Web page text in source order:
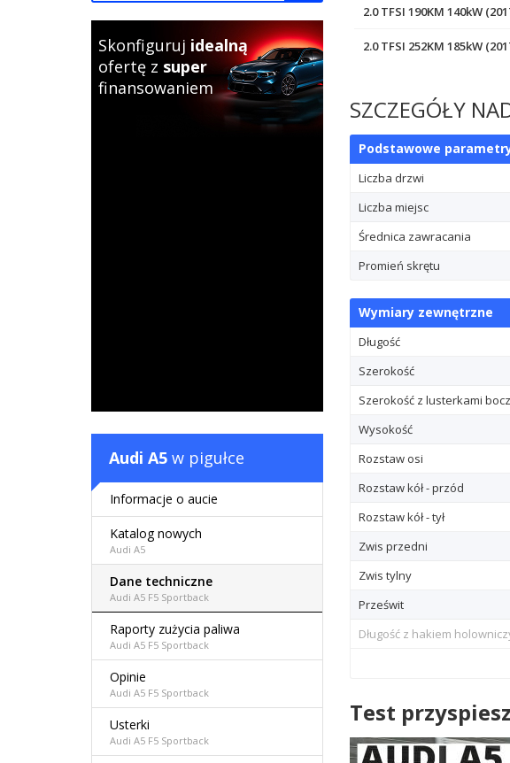
2.0 TFSI 190KM 140kW
2.0 TFSI 252KM 185kW
SZCZEGÓŁY
Podstawowe
Liczba drzwi
Liczba miejsc
Średnica zawracania
Promień skrętu
Wymiary zewnętrzne
Długość
Szerokość
Szerokość z lusterkami
Wysokość
Rozstaw osi
Rozstaw kół - przód
Rozstaw kół - tył
Zwis przedni
Zwis tylny
Prześwit
Długość z hakiem
Test
Skonfiguruj idealną
ofertę z super
finansowaniem
Audi A5 w pigułce
Informacje o aucie
Katalog nowych
Audi A5
Dane techniczne
Audi A5 F5 Sportback
Raporty zużycia paliwa
Audi A5 F5 Sportback
Opinie
Audi A5 F5 Sportback
Usterki
Audi A5 F5 Sportback